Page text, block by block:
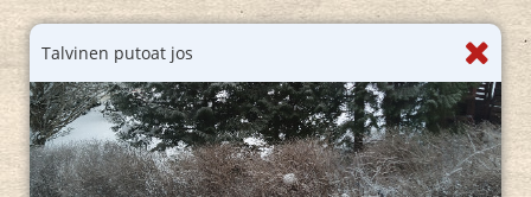
Talvinen putoat jos